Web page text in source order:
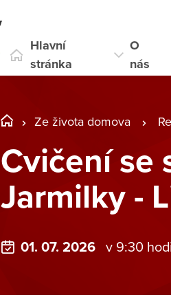
Hlavní
stránka
O
nás
Ze života domova
Cvičení se
Jarmilky -
01. 07. 2026 v 9:30